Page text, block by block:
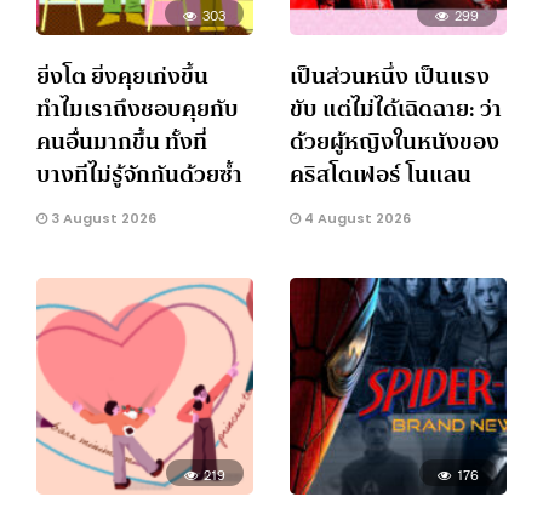
303
ยิ่งโต ยิ่งคุยเก่งขึ้น
ทำไมเราถึงชอบคุยกับ
คนอื่นมากขึ้น ทั้งที่
บางทีไม่รู้จักกันด้วยซ้ำ
3 August 2026
299
เป็นส่วนหนึ่ง เป็นแรง
ขับ แต่ไม่ได้เฉิดฉาย: ว่า
ด้วยผู้หญิงในหนังของ
คริสโตเฟอร์ โนแลน
4 August 2026
219 176